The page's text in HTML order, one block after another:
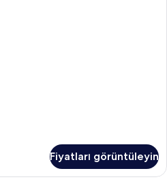
Fiyatları görüntüleyin